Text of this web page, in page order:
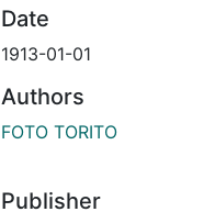
Date
1913-01-01
Authors
FOTO TORITO
Publisher